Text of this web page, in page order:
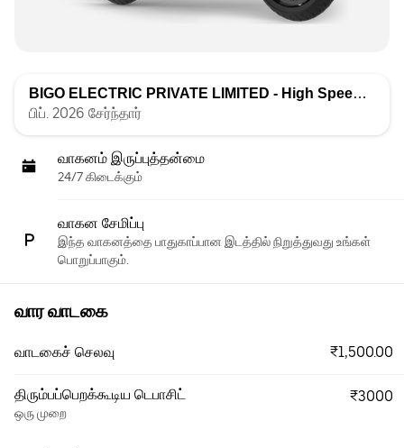
BIGO ELECTRIC PRIVATE LIMITED - High Speed
பிப். 2026 சேர்ந்தார்
வாகனம் இருப்புத்தன்மை
24/7 கிடைக்கும்
வாகன சேமிப்பு
இந்த வாகனத்தை பாதுகாப்பான இடத்தில் நிறுத்துவது உங்கள்
பொறுப்பாகும்.
வார வாடகை
வாடகைச் செலவு ₹1,500.00
திரும்பப்பெறக்கூடிய டெபாசிட்
ஒரு முறை
₹3000